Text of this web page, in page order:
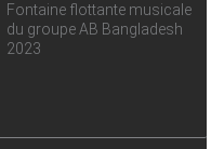
Fontaine flottante musicale
du groupe AB Bangladesh
2023